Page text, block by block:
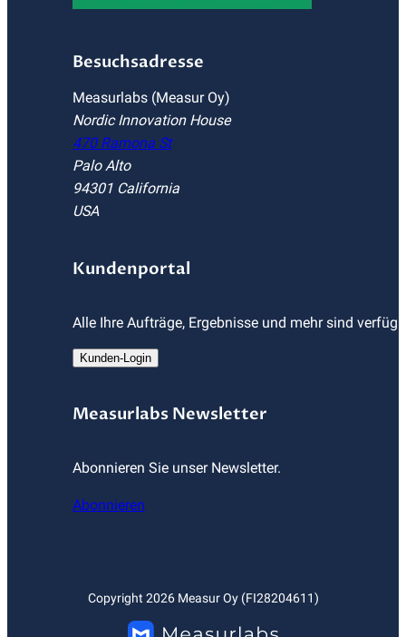
Besuchsadresse
Measurlabs (Measur Oy)
Nordic Innovation House
470 Ramona St
Palo Alto
94301 California
USA
Kundenportal
Alle Ihre Aufträge, Ergebnisse und mehr sind
Kunden-Login
Measurlabs Newsletter
Abonnieren Sie unser Newsletter.
Abonnieren
Copyright 2026Measur Oy (FI28204611)